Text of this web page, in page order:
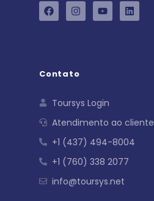
Contato
Toursys Login
Atendimento ao cliente
+1 (437) 494-8004
+1 (760) 338 2077
info@toursys.net